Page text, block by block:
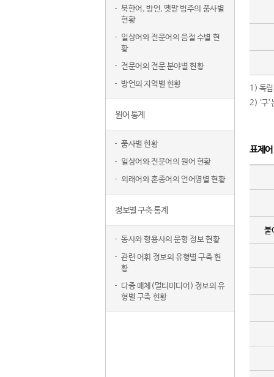
북한어, 방언, 옛말 범주의 품사별
현황
일상어와 전문어의 음절 수별 현
황
전문어의 전문 분야별 현황
방언의 지역별 현황
원어 통계
품사별 현황
일상어와 전문어의 원어 현황
외래어와 혼종어의 언어명별 현황
정보별 구축 통계
동사와 형용사의 문형 정보 현황
관련 어휘 정보의 유형별 구축 현
황
다중 매체(멀티미디어) 정보의 유
형별 구축 현황
1) 독립
2) ‘구
표제
붙